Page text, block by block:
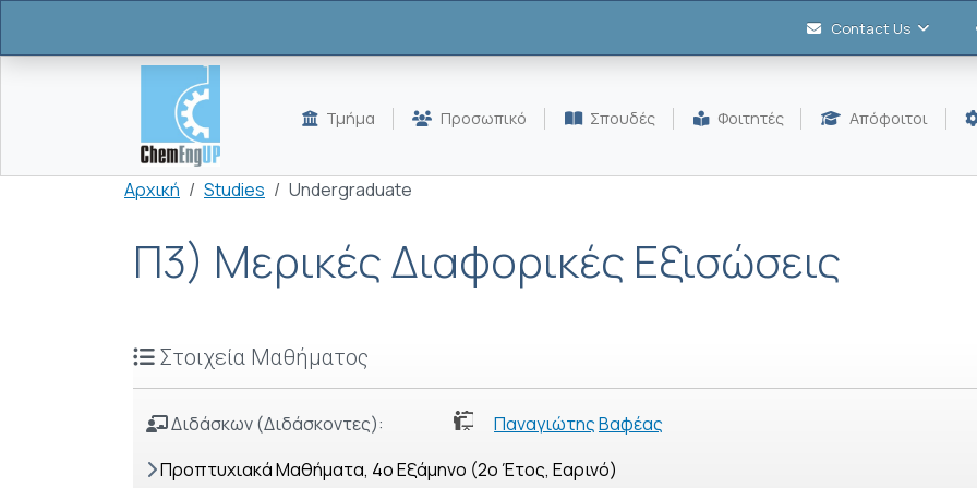
Contact Us
Τμήμα Προσωπικό Σπουδές Φοιτητές Απόφοιτοι
Breadcrumb
Αρχική Studies Undergraduate
Π3) Μερικές Διαφορικές Εξισώσεις
Στοιχεία Μαθήματος
Διδάσκων (Διδάσκοντες): ΠαναγιώτηςΒαφέας
Προπτυχιακά Μαθήματα, 4o Εξάμηνο (2ο Έτος, Εαρινό)